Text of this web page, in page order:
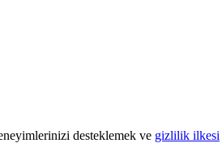
desteklemek ve gizlilik ilkesi